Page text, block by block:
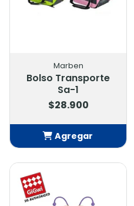
Marben
Bolso Transporte
Sa-1
$28.900
Agregar
Añadido